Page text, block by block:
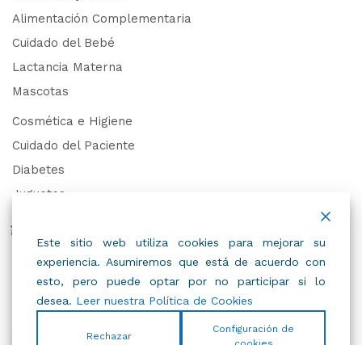
Alimentación Complementaria
Cuidado del Bebé
Lactancia Materna
Mascotas
Cosmética e Higiene
Cuidado del Paciente
Diabetes
Juguetes
Trabaja con Nosotros
Este sitio web utiliza cookies para mejorar su
experiencia. Asumiremos que está de acuerdo con
esto, pero puede optar por no participar si lo
desea. Leer nuestra Política de Cookies
Rechazar
Configuración de